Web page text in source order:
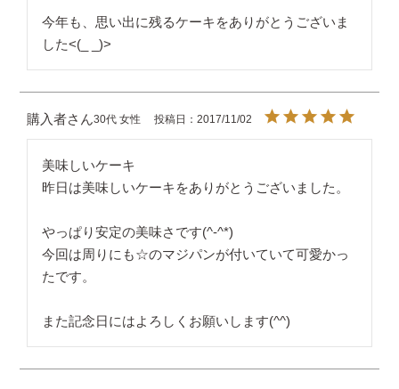
今年も、思い出に残るケーキをありがとうございま
した<(_ _)>
購入者 30代 女性 投稿日 2017/11/02
美味しいケーキ
昨日は美味しいケーキをありがとうございました。
やっぱり安定の美味さです(^-^*)
今回は周りにも☆のマジパンが付いていて可愛かっ
たです。
また記念日にはよろしくお願いします(^^)